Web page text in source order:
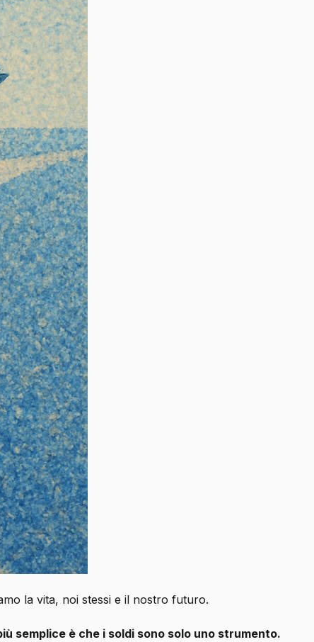
la vita, noi stessi e il nostro futuro.
semplice è che i soldi sono solo uno strumento.